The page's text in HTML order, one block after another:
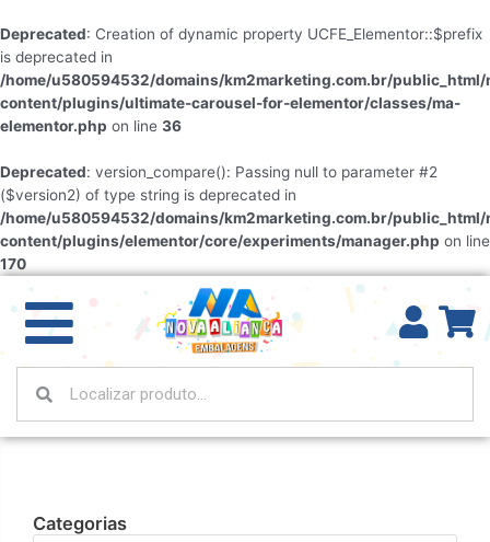
Deprecated: Creation of dynamic property UCFE_Elementor::$prefix
is deprecated in
/home/u580594532/domains/km2marketing.com.br/
content/plugins/ultimate-carousel-for-elementor/classes/ma-
elementor.php on line 36
Deprecated: version_compare(): Passing null to parameter #2
($version2) of type string is deprecated in
/home/u580594532/domains/km2marketing.com.br/
content/plugins/elementor/core/experiments/manager.php on line
170
Categorias